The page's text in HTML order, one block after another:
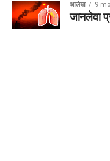
आलेख 9
जानलेवा